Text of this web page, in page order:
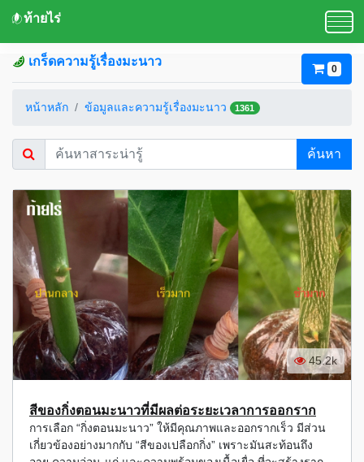
ท้ายไร่
เกร็ดความรู้เรื่องมะนาว
0
หน้าหลัก ข้อมูลและความรู้เรื่องมะนาว 1361
ค้นหา
45.2k
สีของกิ่งตอนมะนาวที่มีผลต่อระยะเวลาการออกราก
การเลือก “กิ่งตอนมะนาว” ให้มีคุณภาพและออกรากเร็ว มีส่วน
เกี่ยวข้องอย่างมากกับ “สีของเปลือกกิ่ง” เพราะมันสะท้อนถึง